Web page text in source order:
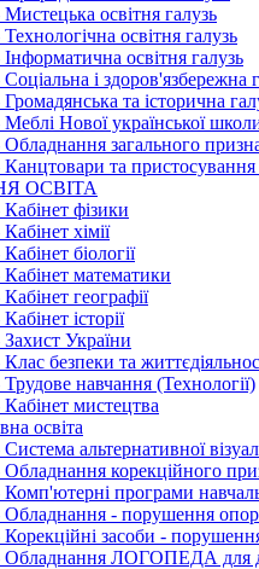
освітня галузь
освітня галузь
освітня галузь
і здоров'язбережна
та історична
Нової української
загального
та
ОСВIТА
фізики
хімії
біології
математики
географії
історії
України
безпеки та
навчання (Технології)
мистецтва
освіта
альтернативної
корекційного
програми
- порушення
засоби -
ЛОГОПЕДА для